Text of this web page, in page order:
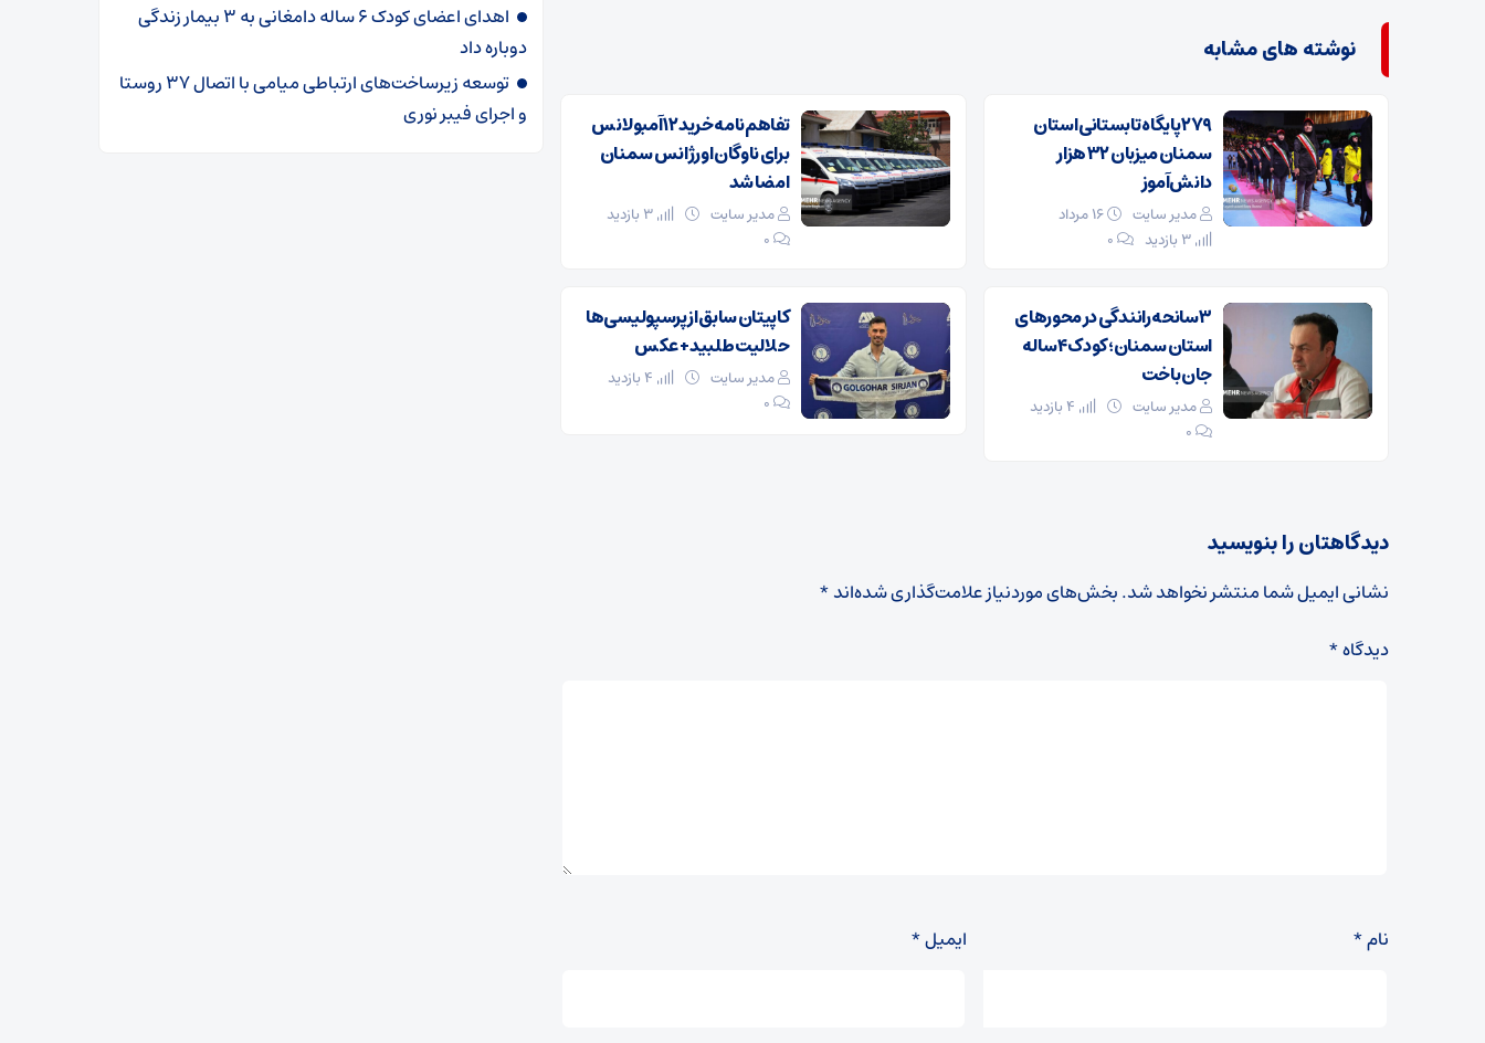
نوشته های مشابه
۲۷۹ پایگاه تابستانی استان
سمنان میزبان ۳۲ هزار
دانش‌آموز
مدیر سایت
۰
تفاهم‌نامه خرید ۱۲ آمبولانس
برای ناوگان اورژانس سمنان
امضا شد
مدیر سایت
3 بازدید
۰
۳ سانحه رانندگی در محورهای
استان سمنان؛ کودک ۴ ساله
جان باخت
مدیر سایت
۰
کاپیتان سابق از پرسپولیسی‌ها
حلالیت طلبید + عکس
مدیر سایت
۰
دیدگاهتان را بنویسید
نشانی ایمیل شما منتشر نخواهد شد.بخش‌های موردنیاز علامت‌گذاری شده‌اند*
دیدگاه*
نام* ایمیل*
اهدای اعضای کودک ۶ ساله دامغانی به ۳ بیمار زندگی
دوباره داد
توسعه زیرساخت‌های ارتباطی میامی با اتصال ۳۷ روستا
و اجرای فیبر نوری